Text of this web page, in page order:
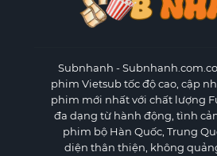
Subnhanh -
phim Vietsub tốc độ cao, cập
phim mới nhất với chất lượng
đa dạng từ hành động, tình
phim bộ Hàn Quốc, Trung
diện thân thiện, không